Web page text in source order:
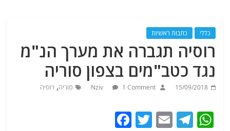
כללי כתבות ראשיות
רוסיה תגברה את מערך הנ"מ
נגד כטב"מים בצפון סוריה
15/09/2018
Nziv 1 Comment סוריה, רוסיה
W
T
E
T